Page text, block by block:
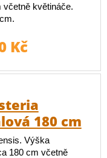
květináče.
Kč
180 cm
Výška
180 cm včetně